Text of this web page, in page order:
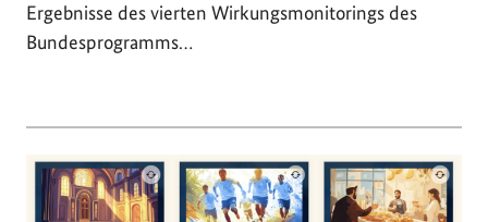
Ergebnisse des vierten Wirkungsmonitorings des
Bundesprogramms…